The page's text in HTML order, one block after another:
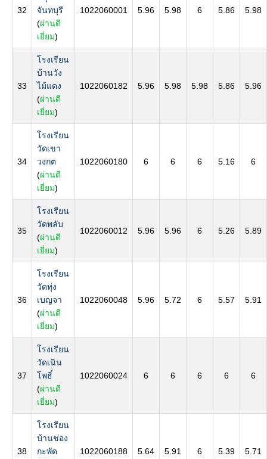
32
จันทบุรี
(ผ่านดี
เยี่ยม)
1022060001 5.96 5.98 6 5.86 5.98
33
โรงเรียน
บ้านวัง
ไม้แดง
(ผ่านดี
เยี่ยม)
1022060182 5.96 5.98 5.98 5.86 5.96
34
โรงเรียน
วัดเขา
วงกต
(ผ่านดี
เยี่ยม)
1022060180 6 6 6 5.16 6
35
โรงเรียน
วัดพลับ
(ผ่านดี
เยี่ยม)
1022060012 5.96 5.96 6 5.26 5.89
36
โรงเรียน
วัดทุ่ง
เบญจา
(ผ่านดี
เยี่ยม)
1022060048 5.96 5.72 6 5.57 5.91
37
โรงเรียน
วัดเนิน
โพธิ์
(ผ่านดี
เยี่ยม)
1022060024 6 6 6 6 6
38
โรงเรียน
บ้านช่อง
กะพัด
1022060188 5.64 5.91 6 5.39 5.71